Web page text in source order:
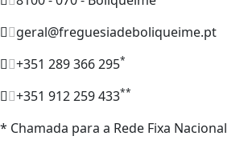
geral@freguesiadeboliqueime.pt
+351 289 366 295*
+351 912 259 433**
* Chamada para a Rede Fixa Nacional